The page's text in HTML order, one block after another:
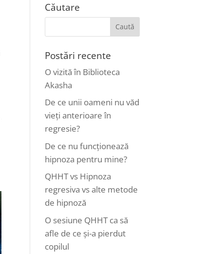
Căutare
Postări recente
O vizită în Biblioteca
Akasha
De ce unii oameni nu văd
vieți anterioare în
regresie?
De ce nu funcționează
hipnoza pentru mine?
QHHT vs Hipnoza
regresiva vs alte metode
de hipnoză
O sesiune QHHT ca să
afle de ce și-a pierdut
copilul